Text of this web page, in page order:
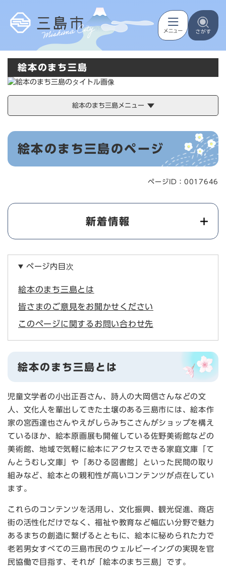
メニューを飛ばして本文へ
絵本のまち三島
絵本のまち三島メニュー
本
絵本のまち三島のページ
ページID：0017646
新着情報
ページ内目次
絵本のまち三島とは
皆さまのご意見をお聞かせください
このページに関するお問い合わせ先
絵本のまち三島とは
児童文学者の小出正吾さん、詩人の大岡信さんなどの文
人、文化人を輩出してきた土壌のある三島市には、絵本作
家の宮西達也さんやえがしらみちこさんがショップを構え
ているほか、絵本原画展も開催している佐野美術館などの
美術館、地域で気軽に絵本にアクセスできる家庭文庫「て
んとうむし文庫」や「あひる図書館」といった民間の取り
組みなど、絵本との親和性が高いコンテンツが点在してい
ます。
これらのコンテンツを活用し、文化振興、観光促進、商店
街の活性化だけでなく、福祉や教育など幅広い分野で魅力
あるまちの創造に繋げるとともに、絵本に秘められた力で
老若男女すべての三島市民のウェルビーイングの実現を官
民協働で目指す、それが「絵本のまち三島」です。